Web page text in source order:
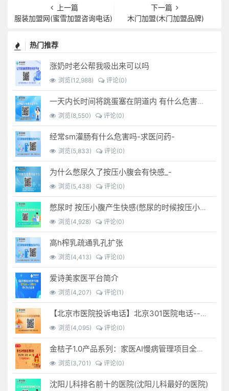
上一篇
服装加盟网(蜜雪加盟咨询电话)
下一篇
木门加盟(木门加盟品牌)
热门推荐
涨奶时老公帮我吸出来可以吗
浏览(12,988) 评论(0)
一天内长时间将跳蛋塞在阴道内 有什么危害免...(跳蛋是放哪里)
浏览(8,550) 评论(0)
经常sm灌肠有什么危害吗-求医问药-
浏览(5,833) 评论(0)
为什么憋尿久了按压小腹会有快感_-
浏览(5,438) 评论(0)
憋尿时 按压小腹产生快感(憋尿的时候按压小腹是什么感觉)
浏览(4,928) 评论(0)
高h榨乳疏通乳孔扩张
浏览(4,413) 评论(0)
爱诗美家医平台简介
浏览(4,207) 评论(1)
【北京市医院投诉电话】北京301医院电话--(北京301医院投诉电话多少)
浏览(4,095) 评论(0)
金桔子1.0产品系列：家医AI慢病管理项目全国招募区域合伙人，低投入，高回报，长收益
浏览(3,701) 评论(0)
沈阳儿科排名前十的医院(沈阳儿科最好的医院)